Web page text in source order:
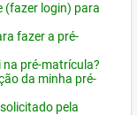
(fazer login) para
fazer a pré-
na pré-matrícula?
da minha pré-
pela